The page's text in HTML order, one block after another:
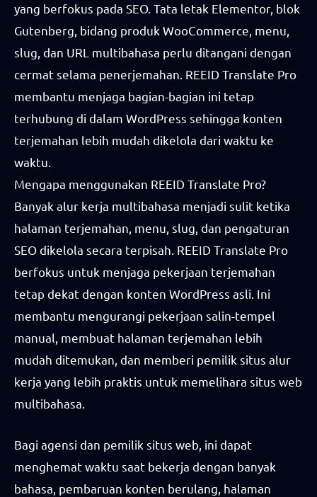
yang berfokus pada SEO. Tata letak Elementor, blok
Gutenberg, bidang produk WooCommerce, menu,
slug, dan URL multibahasa perlu ditangani dengan
cermat selama penerjemahan. REEID Translate Pro
membantu menjaga bagian-bagian ini tetap
terhubung di dalam WordPress sehingga konten
terjemahan lebih mudah dikelola dari waktu ke
waktu.
Mengapa menggunakan REEID Translate Pro?
Banyak alur kerja multibahasa menjadi sulit ketika
halaman terjemahan, menu, slug, dan pengaturan
SEO dikelola secara terpisah. REEID Translate Pro
berfokus untuk menjaga pekerjaan terjemahan
tetap dekat dengan konten WordPress asli. Ini
membantu mengurangi pekerjaan salin-tempel
manual, membuat halaman terjemahan lebih
mudah ditemukan, dan memberi pemilik situs alur
kerja yang lebih praktis untuk memelihara situs web
multibahasa.
Bagi agensi dan pemilik situs web, ini dapat
menghemat waktu saat bekerja dengan banyak
bahasa, pembaruan konten berulang, halaman